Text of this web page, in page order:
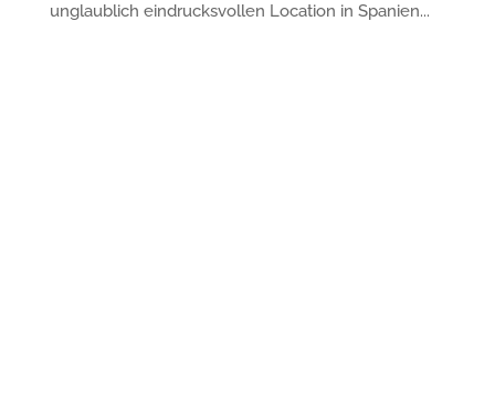
unglaublich eindrucksvollen Location in Spanien...